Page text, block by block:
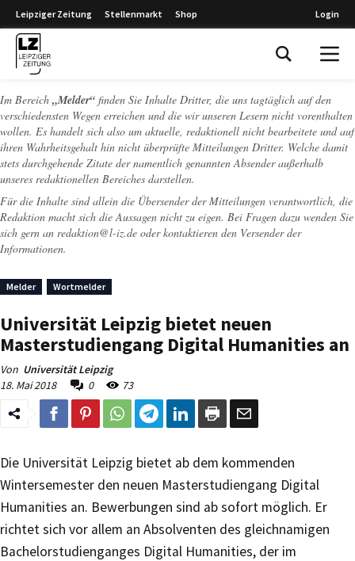
Leipziger Zeitung Stellenmarkt Shop Login
Im Bereich „Melder“ finden Sie Inhalte Dritter, die uns tagtäglich auf den
verschiedensten Wegen erreichen und die wir unseren Lesern nicht vorenthalten
wollen. Es handelt sich also um aktuelle, redaktionell nicht bearbeitete und auf
ihren Wahrheitsgehalt hin nicht überprüfte Mitteilungen Dritter. Welche damit
stets durchgehende Zitate der namentlich genannten Absender außerhalb
unseres redaktionellen Bereiches darstellen.
Für die Inhalte sind allein die Übersender der Mitteilungen verantwortlich, die
Redaktion macht sich die Aussagen nicht zu eigen. Bei Fragen dazu wenden Sie
sich gern an redaktion@l-iz.de oder kontaktieren den Versender der
Informationen.
Melder Wortmelder
Universität Leipzig bietet neuen
Masterstudiengang Digital Humanities an
Von Universität Leipzig
18. Mai 2018
0 73
Die Universität Leipzig bietet ab dem kommenden
Wintersemester den neuen Masterstudiengang Digital
Humanities an. Bewerbungen sind ab sofort möglich. Er
richtet sich vor allem an Absolventen des gleichnamigen
Bachelorstudienganges Digital Humanities, der im